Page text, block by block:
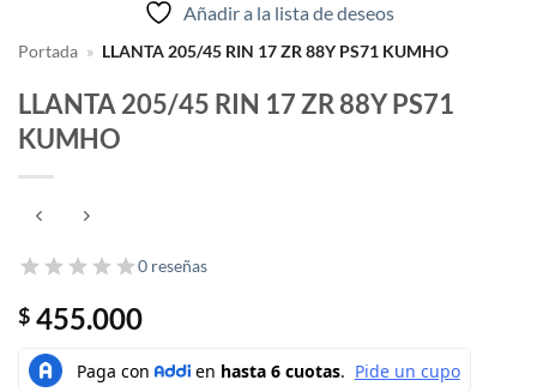
Añadir a la lista de deseos
Portada » LLANTA 205/45 RIN 17 ZR 88Y PS71 KUMHO
LLANTA 205/45 RIN 17 ZR 88Y PS71
KUMHO
0 reseñas
$ 455.000